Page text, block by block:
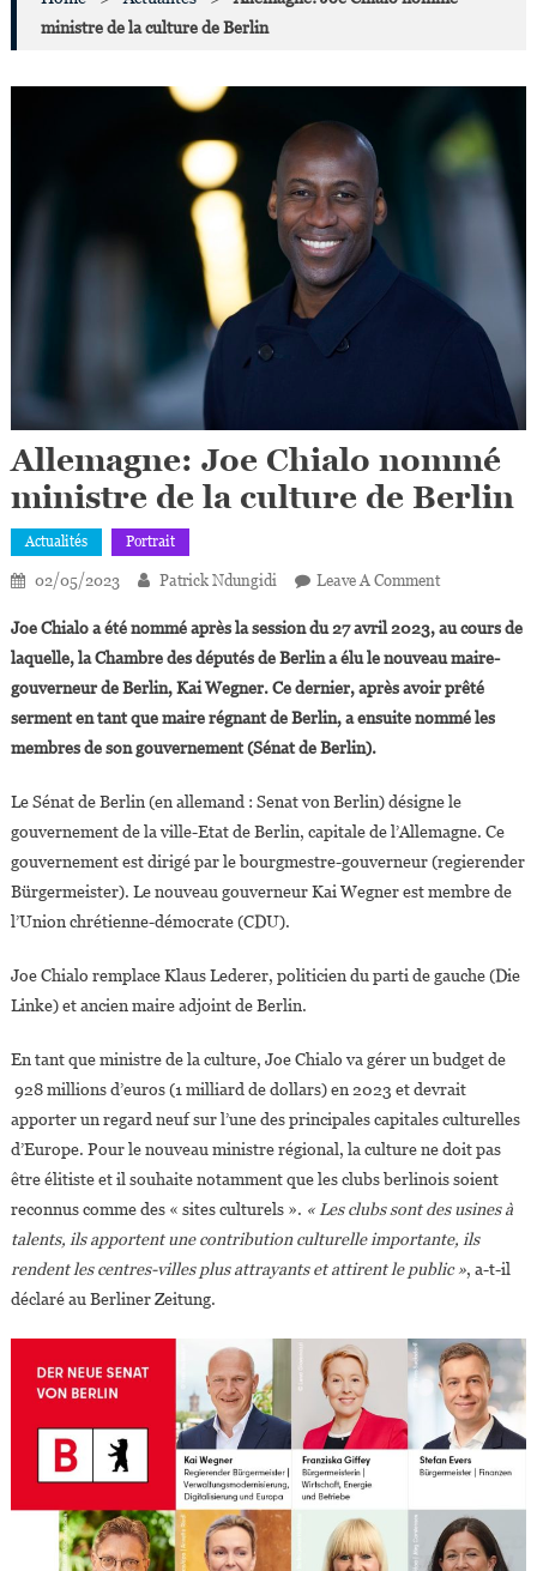
ministre de la culture de Berlin
Allemagne: Joe Chialo nommé
ministre de la culture de Berlin
Actualités Portrait
02/05/2023 Patrick Ndungidi Leave A CommentOn
Joe
Chialo
Nommé
Ministre
Culture
De
Berlin
Joe Chialo a été nommé après la session du 27 avril 2023, au cours de
laquelle, la Chambre des députés de Berlin a élu le nouveau maire-
gouverneur de Berlin, Kai Wegner. Ce dernier, après avoir prêté
serment en tant que maire régnant de Berlin, a ensuite nommé les
membres de son gouvernement (Sénat de Berlin).
Le Sénat de Berlin (en allemand : Senat von Berlin) désigne le
gouvernement de la ville-Etat de Berlin, capitale de l’Allemagne. Ce
gouvernement est dirigé par le bourgmestre-gouverneur (regierender
Bürgermeister). Le nouveau gouverneur Kai Wegner est membre de
l’Union chrétienne-démocrate (CDU).
Joe Chialo remplace Klaus Lederer, politicien du parti de gauche (Die
Linke) et ancien maire adjoint de Berlin.
En tant que ministre de la culture, Joe Chialo va gérer un budget de
928 millions d’euros (1 milliard de dollars) en 2023 et devrait
apporter un regard neuf sur l’une des principales capitales culturelles
d’Europe. Pour le nouveau ministre régional, la culture ne doit pas
être élitiste et il souhaite notamment que les clubs berlinois soient
reconnus comme des « sites culturels ». « Les clubs sont des usines à
talents, ils apportent une contribution culturelle importante, ils
rendent les centres-villes plus attrayants et attirent le public », a-t-il
déclaré au Berliner Zeitung.